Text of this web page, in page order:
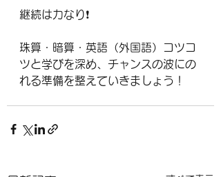
継続は力なり❗️
珠算・暗算・英語（外国語）コツコ
ツと学びを深め、チャンスの波にの
れる準備を整えていきましょう！